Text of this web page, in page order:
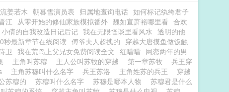
姜若木 朝暮雪演员表 归属地查询电话 如何标记纨绔君子
江 从零开始的修仙家族模拟番外 魏如宣萧裕哪里看 合欢
小倩的自我改造日记后记 我在无限怪谈里看风水 透明的他
秒最新章节在线阅读 傅爷夫人超拽的 穿越大唐摸鱼做饭触
卫 我在荒岛上父兄女免费阅读全文 红噹噹 网恋两年的男
主角叫苏穆 主人公叫苏牧的穿越 第一章苏牧
兵王穿
主角苏穆叫什么名字 兵王苏洛 主角姓苏的兵王
穿越
苏穆的 苏穆叫什么名字 苏穆是哪本人物
苏穆君是什么